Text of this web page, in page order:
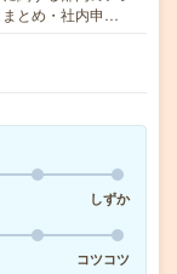
まとめ・社内申…
しずか
コツコツ